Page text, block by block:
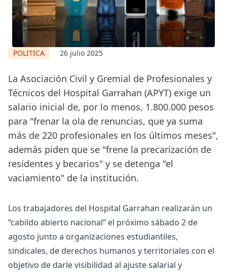
POLITICA 26 julio 2025
La Asociación Civil y Gremial de Profesionales y
Técnicos del Hospital Garrahan (APYT) exige un
salario inicial de, por lo menos, 1.800.000 pesos
para "frenar la ola de renuncias, que ya suma
más de 220 profesionales en los últimos meses",
además piden que se "frene la precarización de
residentes y becarios" y se detenga "el
vaciamiento" de la institución.
Los trabajadores del Hospital Garrahan realizarán un
“cabildo abierto nacional” el próximo sábado 2 de
agosto junto a organizaciones estudiantiles,
sindicales, de derechos humanos y territoriales con el
objetivo de darle visibilidad al ajuste salarial y